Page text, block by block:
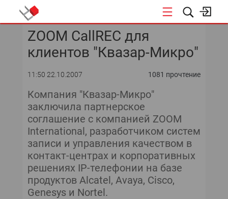
КОНФЕРЕНЦИИ
ZOOM CallREC для
клиентов "Квазар-Микро"
11:50 22.10.2007 1081 прочтение
Компания "Квазар-Микро"
заключила партнерское
соглашение с компанией ZOOM
International, разработчиком систем
записи и управления качеством в
контакт-центрах и корпоративных
решениях IP-телефонии на базе
продуктов Alcatel, Avaya, Ciscо,
Genesys и Nortel.